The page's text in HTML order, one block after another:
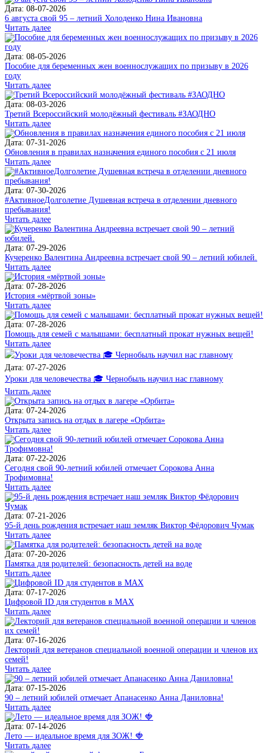
Дата: 08-07-2026
6 августа свой 95 – летний Холоденко Нина Ивановна
Читать далее
Дата: 08-05-2026
Пособие для беременных жен военнослужащих по призыву в 2026
году
Читать далее
Дата: 08-03-2026
Третий Всероссийский молодёжный фестиваль #ЗАОДНО
Читать далее
Дата: 07-31-2026
Обновления в правилах назначения единого пособия с 21 июля
Читать далее
Дата: 07-30-2026
#АктивноеДолголетие Душевная встреча в отделении дневного
пребывания!
Читать далее
Дата: 07-29-2026
Кучеренко Валентина Андреевна встречает свой 90 – летний юбилей.
Читать далее
Дата: 07-28-2026
История «мёртвой зоны»
Читать далее
Дата: 07-28-2026
Помощь для семей с малышами: бесплатный прокат нужных вещей!
Читать далее
Дата: 07-27-2026
Уроки для человечества 🎓 Чернобыль научил нас главному
Читать далее
Дата: 07-24-2026
Открыта запись на отдых в лагере «Орбита»
Читать далее
Дата: 07-22-2026
Сегодня свой 90-летний юбилей отмечает Сорокова Анна
Трофимовна!
Читать далее
Дата: 07-21-2026
95-й день рождения встречает наш земляк Виктор Фёдорович Чумак
Читать далее
Дата: 07-20-2026
Памятка для родителей: безопасность детей на воде
Читать далее
Дата: 07-17-2026
Цифровой ID для студентов в MAX
Читать далее
Дата: 07-16-2026
Лекторий для ветеранов специальной военной операции и членов их
семей!
Читать далее
Дата: 07-15-2026
90 – летний юбилей отмечает Апанасенко Анна Даниловна!
Читать далее
Дата: 07-14-2026
Лето — идеальное время для ЗОЖ! 🍓
Читать далее